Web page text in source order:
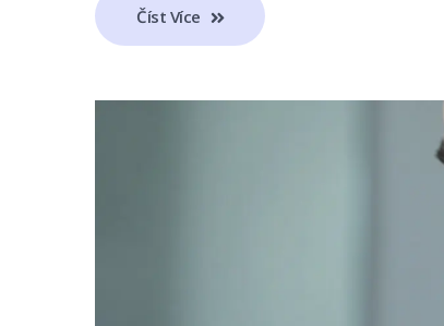
Číst Více